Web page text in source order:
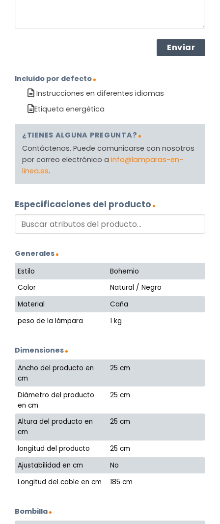
Incluido por defecto
Instrucciones en diferentes idiomas
Etiqueta energética
¿TIENES ALGUNA PREGUNTA?
Contáctenos. Puede comunicarse con nosotros
por correo electrónico a info@lamparas-en-
linea.es.
Especificaciones del producto
Generales
Estilo
Bohemio
Color
Natural / Negro
Material
Caña
peso de la lámpara
1 kg
Dimensiones
Ancho del producto en
cm
25 cm
Diámetro del producto
en cm
25 cm
Altura del producto en
cm
25 cm
longitud del producto
25 cm
Ajustabilidad en cm
No
Longitud del cable en cm
185 cm
Bombilla